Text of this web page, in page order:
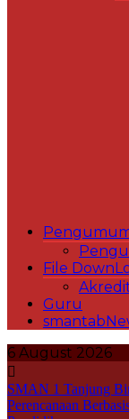
File
Guru
6 August 2026
SMAN 1 Tanjung
Perencanaan